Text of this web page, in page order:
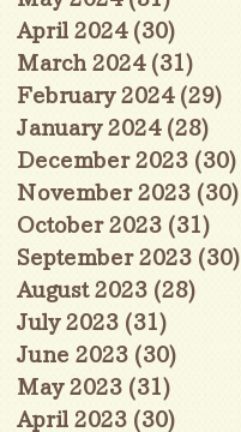
April 2024 (30)
March 2024 (31)
February 2024 (29)
January 2024 (28)
December 2023 (30)
November 2023 (30)
October 2023 (31)
September 2023 (30)
August 2023 (28)
July 2023 (31)
June 2023 (30)
May 2023 (31)
April 2023 (30)